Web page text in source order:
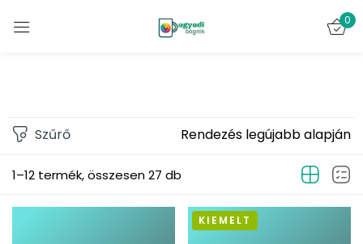
0
1–12 termék, összesen 27 db
Szűrő Rendezés legújabb alapján
KIEMELT
Bejelentkezés